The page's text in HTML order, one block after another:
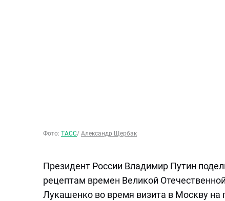
Фото: ТАСС/ Александр Щербак
Президент России Владимир Путин
рецептам времен Великой
Лукашенко во время визита в Москву